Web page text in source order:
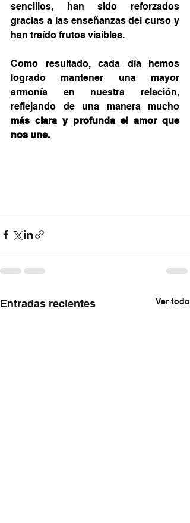
sencillos, han sido reforzados
gracias a las enseñanzas del curso y
han traído frutos visibles.
Como resultado, cada día hemos
logrado mantener una mayor
armonía en nuestra relación,
más clara y profunda el amor que
nos une.
Entradas recientes Ver todo